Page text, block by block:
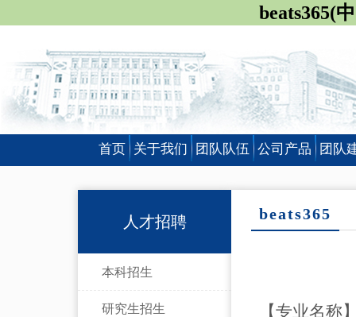
beats365(
首页 关于我们 团队队伍 公司产品 团队
人才招聘
本科招生
研究生招生
beats365
【专业名称